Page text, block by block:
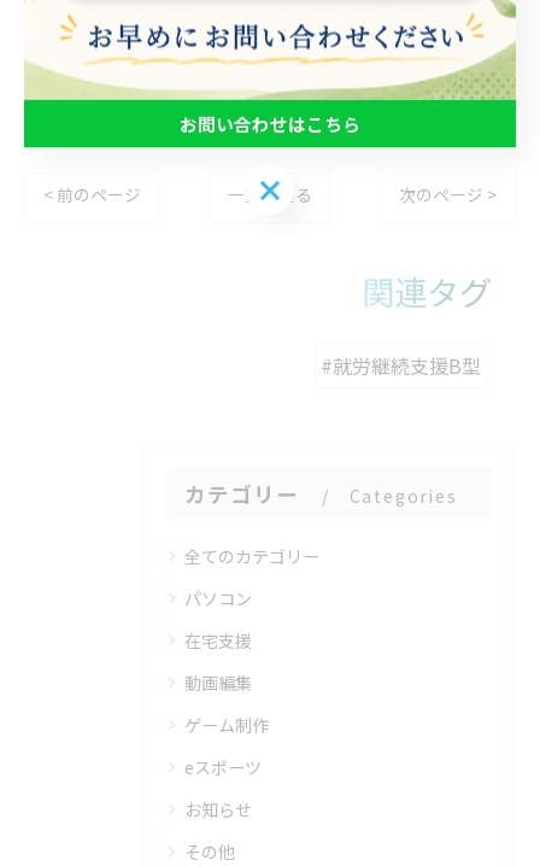
#利用者募集中
< 前のページ 一覧に戻る 次のページ >
関連タグ
#就労継続支援B型
カテゴリー Categories
全てのカテゴリー
パソコン
在宅支援
動画編集
ゲーム制作
eスポーツ
お知らせ
その他
お問い合わせはこちら
お問い合わせはこちら